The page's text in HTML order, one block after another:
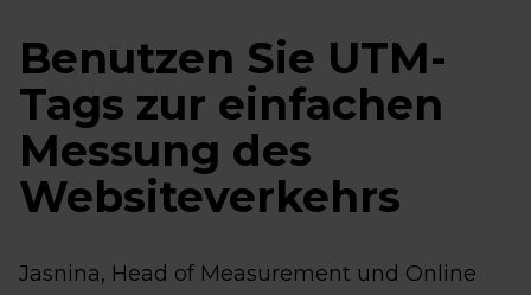
Benutzen Sie UTM-
Tags zur einfachen
Messung des
Websiteverkehrs
Jasnina, Head of Measurement und Online